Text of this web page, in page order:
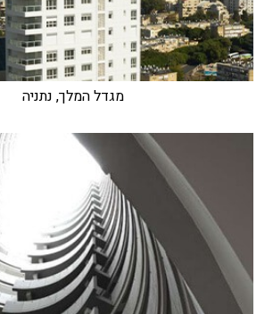
מגדל המלך, נתניה